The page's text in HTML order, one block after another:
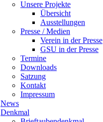
Unsere Projekte
Übersicht
Ausstellungen
Presse / Medien
Verein in der Presse
GSU in der Presse
Termine
Downloads
Satzung
Kontakt
Impressum
News
Denkmal